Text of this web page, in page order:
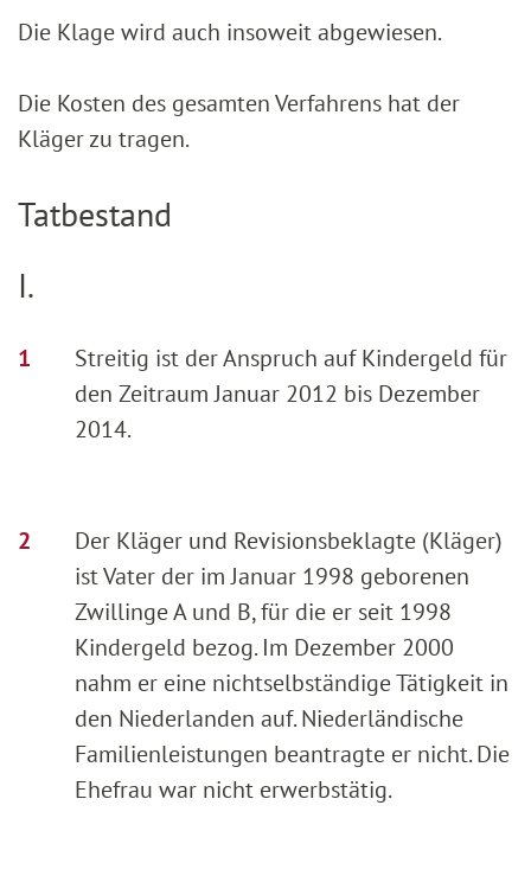
Die Klage wird auch insoweit abgewiesen.
Die Kosten des gesamten Verfahrens hat der
Kläger zu tragen.
Tatbestand
I.
Streitig ist der Anspruch auf Kindergeld für
den Zeitraum Januar 2012 bis Dezember
2014.
Der Kläger und Revisionsbeklagte (Kläger)
ist Vater der im Januar 1998 geborenen
Zwillinge A und B, für die er seit 1998
Kindergeld bezog. Im Dezember 2000
nahm er eine nichtselbständige Tätigkeit in
den Niederlanden auf. Niederländische
Familienleistungen beantragte er nicht. Die
Ehefrau war nicht erwerbstätig.